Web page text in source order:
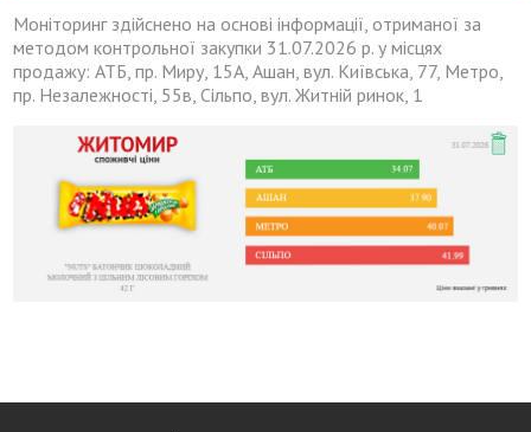
Моніторинг здійснено на основі інформації, отриманої за
методом контрольної закупки 31.07.2026 р. у місцях
продажу: АТБ, пр. Миру, 15А, Ашан, вул. Київська, 77, Метро,
пр. Незалежності, 55в, Сільпо, вул. Житній ринок, 1